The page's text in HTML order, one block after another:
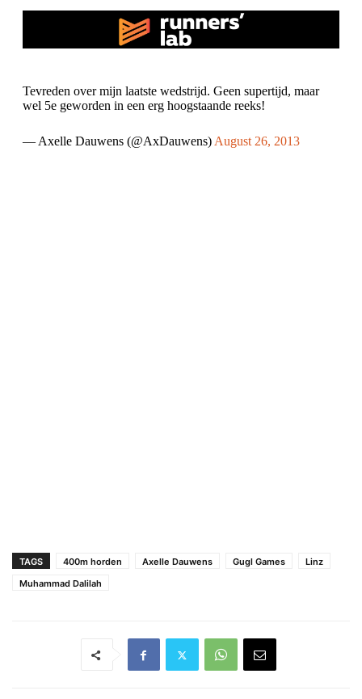
Tevreden over mijn laatste wedstrijd. Geen supertijd, maar
wel 5e geworden in een erg hoogstaande reeks!
— Axelle Dauwens (@AxDauwens) August 26, 2013
TAGS 400m horden Axelle Dauwens Gugl Games
Linz
Muhammad Dalilah